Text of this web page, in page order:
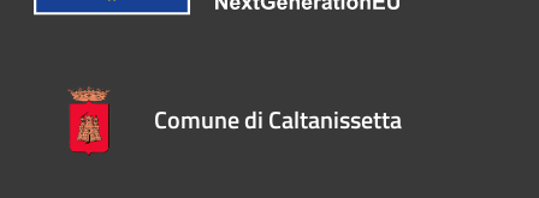
Comune di Caltanissetta